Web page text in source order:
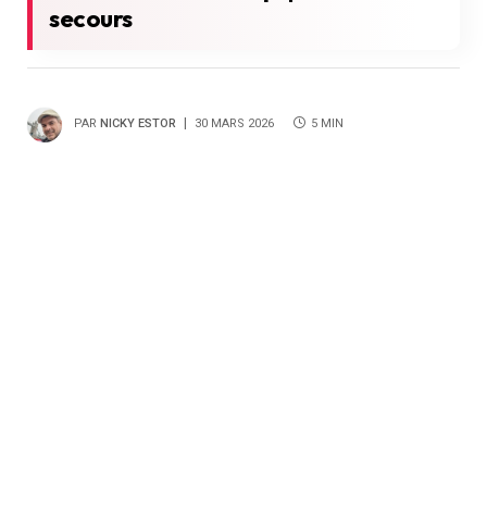
secours
PAR NICKY ESTOR 30 MARS 2026 5 MIN